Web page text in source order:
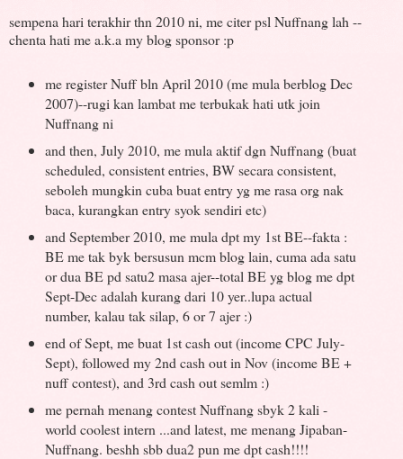
sempena hari terakhir thn 2010 ni, me citer psl Nuffnang lah --
chenta hati me a.k.a my blog sponsor :p
me register Nuff bln April 2010 (me mula berblog Dec
2007)--rugi kan lambat me terbukak hati utk join
Nuffnang ni
and then, July 2010, me mula aktif dgn Nuffnang (buat
scheduled, consistent entries, BW secara consistent,
seboleh mungkin cuba buat entry yg me rasa org nak
baca, kurangkan entry syok sendiri etc)
and September 2010, me mula dpt my 1st BE--fakta :
BE me tak byk bersusun mcm blog lain, cuma ada satu
or dua BE pd satu2 masa ajer--total BE yg blog me dpt
Sept-Dec adalah kurang dari 10 yer..lupa actual
number, kalau tak silap, 6 or 7 ajer :)
end of Sept, me buat 1st cash out (income CPC July-
Sept), followed my 2nd cash out in Nov (income BE +
nuff contest), and 3rd cash out semlm :)
me pernah menang contest Nuffnang sbyk 2 kali -
world coolest intern ...and latest, me menang Jipaban-
Nuffnang. beshh sbb dua2 pun me dpt cash!!!!